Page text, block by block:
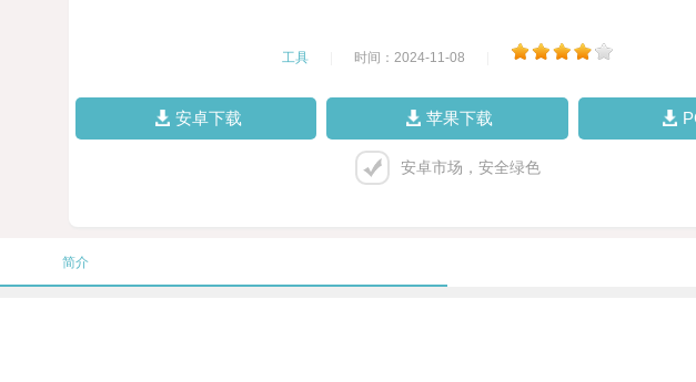
工具 时间：2024-11-08
安卓下载 苹果下载
安卓市场，安全绿色
简介